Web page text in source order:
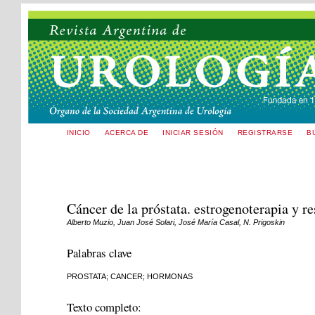
INICIO ACERCA DE INICIAR SESIÓN REGISTRARSE
Cáncer de la próstata. estrogenoterapia y
Alberto Muzio, Juan José Solari, José María Casal, N. Prigoskin
Palabras clave
PROSTATA; CANCER; HORMONAS
Texto completo: